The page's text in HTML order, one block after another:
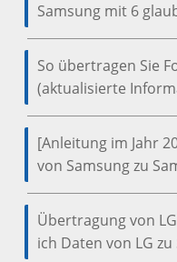
Samsung mit 6
So übertragen Sie
(aktualisierte
[Anleitung im Jahr
von Samsung zu
Übertragung von
ich Daten von LG zu